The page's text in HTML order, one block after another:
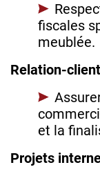
fiscales
meublée.
Relation-client
et la
Projets